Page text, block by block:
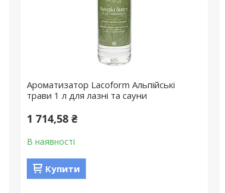
Ароматизатор Lacoform Альпійські
трави 1 л для лазні та сауни
1 714,58 ₴
В наявності
Купити